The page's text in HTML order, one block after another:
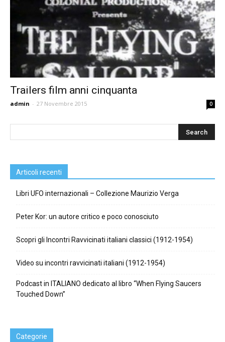
Trailers film anni cinquanta
admin - 27 Novembre 2015 0
Articoli recenti
Libri UFO internazionali – Collezione Maurizio Verga
Peter Kor: un autore critico e poco conosciuto
Scopri gli Incontri Ravvicinati italiani classici (1912-1954)
Video su incontri ravvicinati italiani (1912-1954)
Podcast in ITALIANO dedicato al libro “When Flying Saucers
Touched Down”
Categorie